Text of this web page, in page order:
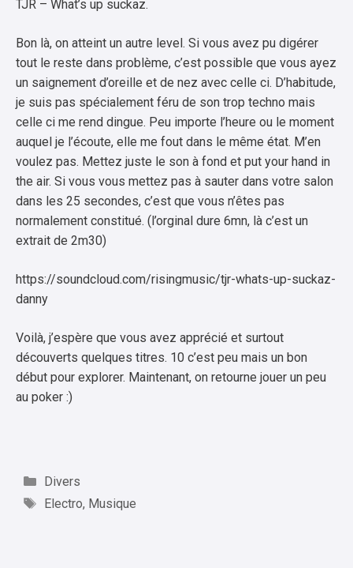
TJR – What’s up suckaz.
Bon là, on atteint un autre level. Si vous avez pu digérer
tout le reste dans problème, c’est possible que vous ayez
un saignement d’oreille et de nez avec celle ci. D’habitude,
je suis pas spécialement féru de son trop techno mais
celle ci me rend dingue. Peu importe l’heure ou le moment
auquel je l’écoute, elle me fout dans le même état. M’en
voulez pas. Mettez juste le son à fond et put your hand in
the air. Si vous vous mettez pas à sauter dans votre salon
dans les 25 secondes, c’est que vous n’êtes pas
normalement constitué. (l’orginal dure 6mn, là c’est un
extrait de 2m30)
https://soundcloud.com/risingmusic/tjr-whats-up-suckaz-
danny
Voilà, j’espère que vous avez apprécié et surtout
découverts quelques titres. 10 c’est peu mais un bon
début pour explorer. Maintenant, on retourne jouer un peu
au poker :)
Catégories
Divers
Étiquettes
Electro, Musique